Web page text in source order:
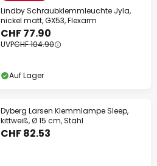
Lindby Schraubklemmleuchte Jyla,
nickel matt, GX53, Flexarm
CHF 77.90
UVPCHF 104.90
Auf Lager
Dyberg Larsen Klemmlampe Sleep,
kittweiß, Ø 15 cm, Stahl
CHF 82.53